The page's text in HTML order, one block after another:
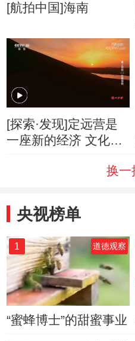
[航拍中国]海南
[探索·发现]定远营是
一座新的经济 文化中
换一
央视榜单
1 道德观察
“蜜蜂博士”的甜蜜事业